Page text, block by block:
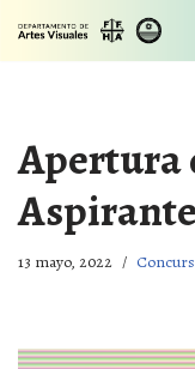
Ir
Apertura
13 mayo, 2022